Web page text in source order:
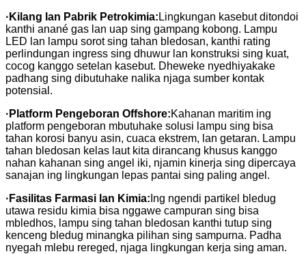
· Kilang lan Pabrik Petrokimia: Lingkungan kasebut ditondoi
kanthi anané gas lan uap sing gampang kobong. Lampu
LED lan lampu sorot sing tahan bledosan, kanthi rating
perlindungan ingress sing dhuwur lan konstruksi sing kuat,
cocog kanggo setelan kasebut. Dheweke nyedhiyakake
padhang sing dibutuhake nalika njaga sumber kontak
potensial.
· Platform Pengeboran Offshore:Kahanan maritim ing
platform pengeboran mbutuhake solusi lampu sing bisa
tahan korosi banyu asin, cuaca ekstrem, lan getaran. Lampu
tahan bledosan kelas laut kita dirancang khusus kanggo
nahan kahanan sing angel iki, njamin kinerja sing dipercaya
sanajan ing lingkungan lepas pantai sing paling angel.
· Fasilitas Farmasi lan Kimia: Ing ngendi partikel bledug
utawa residu kimia bisa nggawe campuran sing bisa
mbledhos, lampu sing tahan bledosan kanthi tutup sing
kenceng bledug minangka pilihan sing sampurna. Padha
nyegah mlebu rereged, njaga lingkungan kerja sing aman.